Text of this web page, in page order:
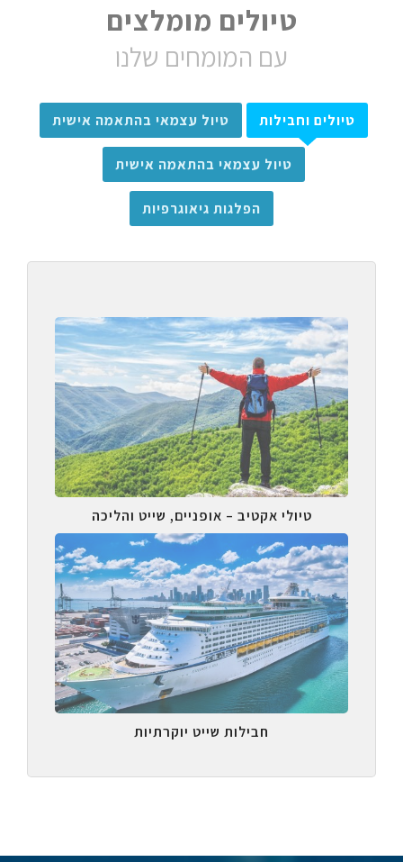
טיולים מומלצים
עם המומחים שלנו
טיולים וחבילות טיול עצמאי בהתאמה אישית
טיול עצמאי בהתאמה אישית
הפלגות גיאוגרפיות
טיולי אקטיב – אופניים, שייט והליכה
חבילות שייט יוקרתיות